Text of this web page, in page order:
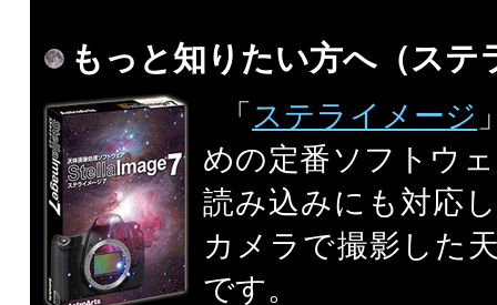
もっと知りたい方へ（ステ
「 ステライメージ
めの定番ソフトウ
読み込みにも対応
カメラで撮影した
です。